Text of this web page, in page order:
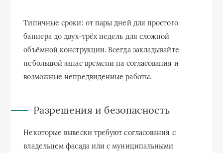
Типичные сроки: от пары дней для простого
баннера до двух-трёх недель для сложной
объёмной конструкции. Всегда закладывайте
небольшой запас времени на согласования и
возможные непредвиденные работы.
Разрешения и безопасность
Некоторые вывески требуют согласования с
владельцем фасада или с муниципальными